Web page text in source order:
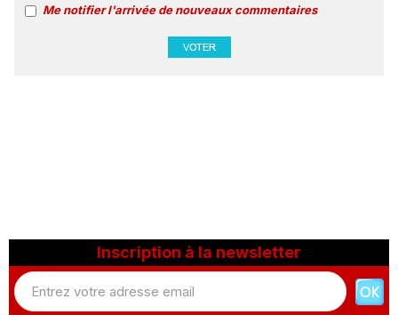
Me notifier l'arrivée de nouveaux commentaires
Inscription à la newsletter